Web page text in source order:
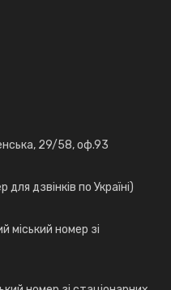
29/58, оф.93
дзвінків по Україні)
міський номер зі